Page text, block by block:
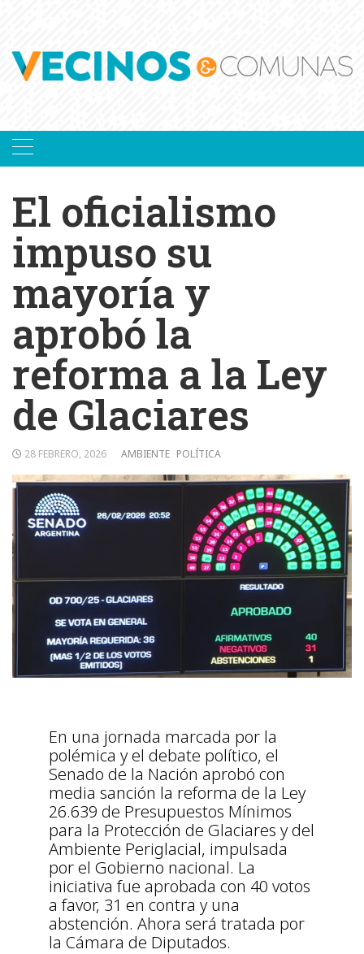
El oficialismo
impuso su
mayoría y
aprobó la
reforma a la Ley
de Glaciares
28 FEBRERO, 2026 AMBIENTE POLÍTICA
En una jornada marcada por la
polémica y el debate político, el
Senado de la Nación aprobó con
media sanción la reforma de la Ley
26.639 de Presupuestos Mínimos
para la Protección de Glaciares y del
Ambiente Periglacial, impulsada
por el Gobierno nacional. La
iniciativa fue aprobada con 40 votos
a favor, 31 en contra y una
abstención. Ahora será tratada por
la Cámara de Diputados.